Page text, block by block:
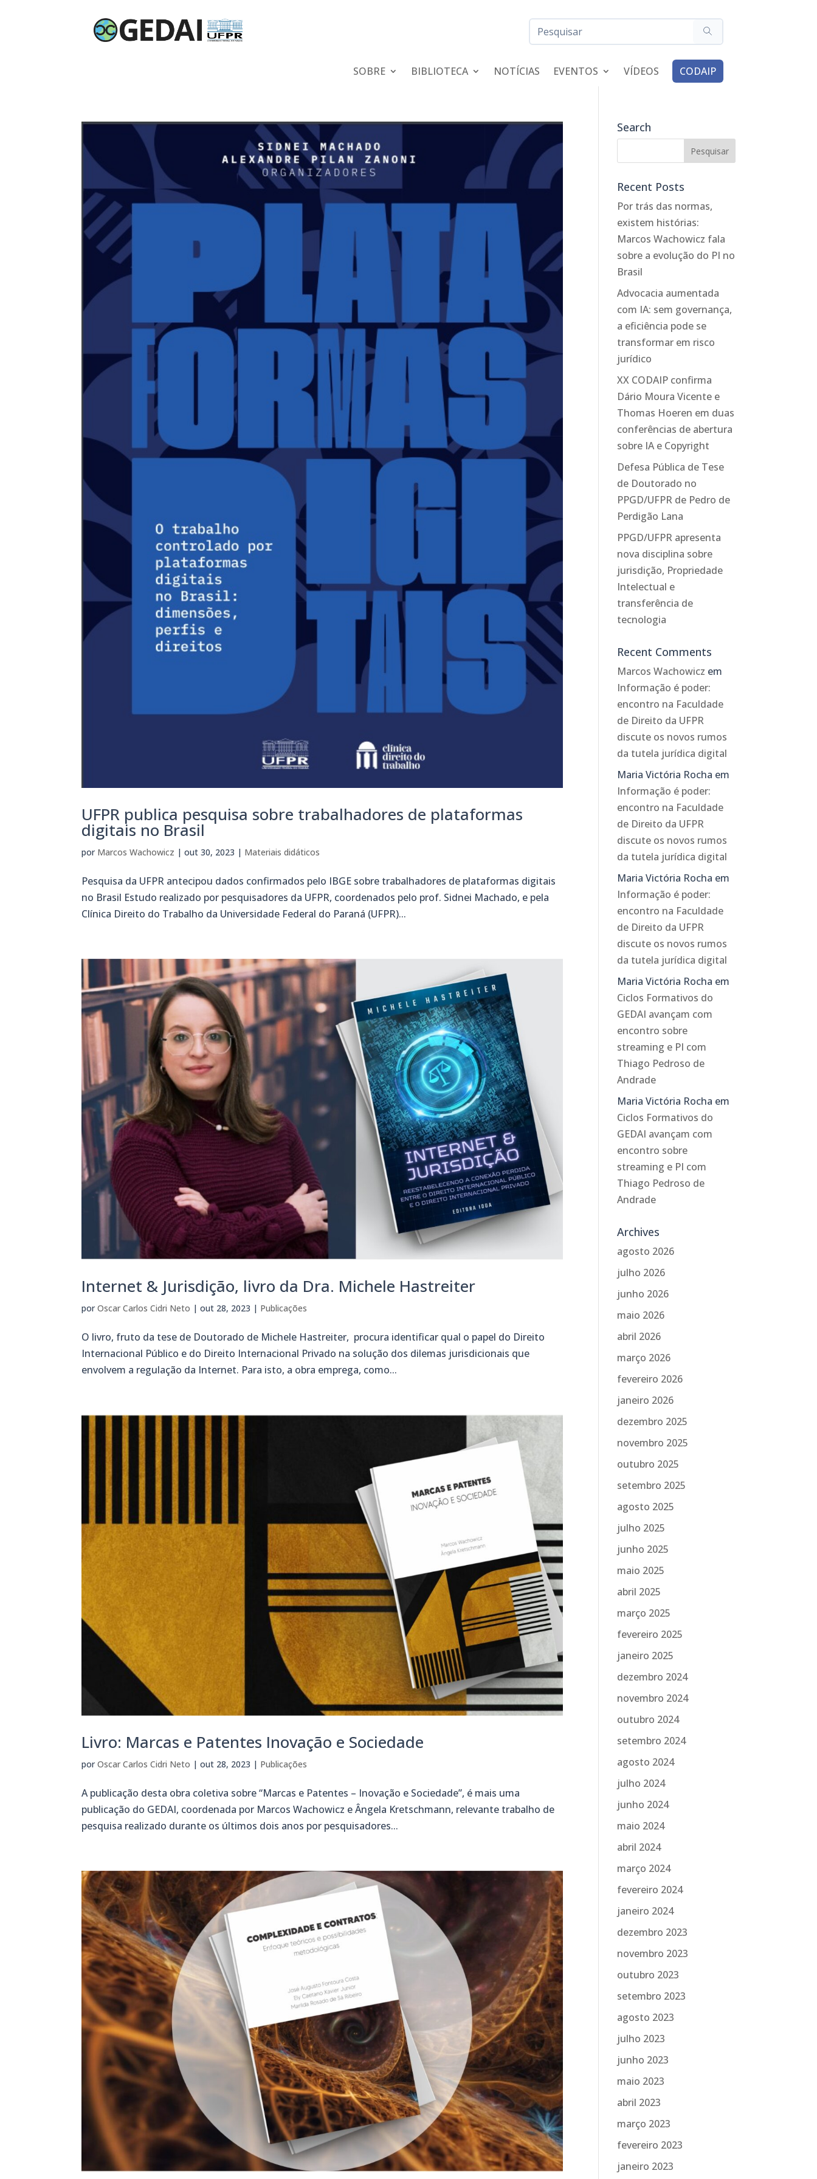
SOBRE BIBLIOTECA NOTÍCIAS EVENTOS VÍDEOS CODAIP
UFPR publica pesquisa sobre trabalhadores de plataformas
digitais no Brasil
por Marcos Wachowicz |out 30, 2023 | Materiais didáticos
Pesquisa da UFPR antecipou dados confirmados pelo IBGE sobre trabalhadores de plataformas digitais
no Brasil Estudo realizado por pesquisadores da UFPR, coordenados pelo prof. Sidnei Machado, e pela
Clínica Direito do Trabalho da Universidade Federal do Paraná (UFPR)...
Internet & Jurisdição, livro da Dra. Michele Hastreiter
porOscar Carlos Cidri Neto |out 28, 2023 | Publicações
O livro, fruto da tese de Doutorado de Michele Hastreiter, procura identificar qual o papel do Direito
Internacional Público e do Direito Internacional Privado na solução dos dilemas jurisdicionais que
envolvem a regulação da Internet. Para isto, a obra emprega, como...
Livro: Marcas e Patentes Inovação e Sociedade
porOscar Carlos Cidri Neto |out 28, 2023 | Publicações
A publicação desta obra coletiva sobre “Marcas e Patentes – Inovação e Sociedade”, é mais uma
publicação do GEDAI, coordenada por Marcos Wachowicz e Ângela Kretschmann, relevante trabalho de
pesquisa realizado durante os últimos dois anos por pesquisadores...
Search
Recent Posts
Por trás das normas,
existem histórias:
Marcos Wachowicz fala
sobre a evolução do PI no
Brasil
Advocacia aumentada
com IA: sem governança,
a eficiência pode se
transformar em risco
jurídico
XX CODAIP confirma
Dário Moura Vicente e
Thomas Hoeren em duas
conferências de abertura
sobre IA e Copyright
Defesa Pública de Tese
de Doutorado no
PPGD/UFPR de Pedro de
Perdigão Lana
PPGD/UFPR apresenta
nova disciplina sobre
jurisdição, Propriedade
Intelectual e
transferência de
tecnologia
Recent Comments
Marcos Wachowicz em
Informação é poder:
encontro na Faculdade
de Direito da UFPR
discute os novos rumos
da tutela jurídica digital
Maria Victória Rocha em
Informação é poder:
encontro na Faculdade
de Direito da UFPR
discute os novos rumos
da tutela jurídica digital
Maria Victória Rocha em
Informação é poder:
encontro na Faculdade
de Direito da UFPR
discute os novos rumos
da tutela jurídica digital
Maria Victória Rocha em
Ciclos Formativos do
GEDAI avançam com
encontro sobre
streaming e PI com
Thiago Pedroso de
Andrade
Maria Victória Rocha em
Ciclos Formativos do
GEDAI avançam com
encontro sobre
streaming e PI com
Thiago Pedroso de
Andrade
Archives
agosto 2026
julho 2026
junho 2026
maio 2026
abril 2026
março 2026
fevereiro 2026
janeiro 2026
dezembro 2025
novembro 2025
outubro 2025
setembro 2025
agosto 2025
julho 2025
junho 2025
maio 2025
abril 2025
março 2025
fevereiro 2025
janeiro 2025
dezembro 2024
novembro 2024
outubro 2024
setembro 2024
agosto 2024
julho 2024
junho 2024
maio 2024
abril 2024
março 2024
fevereiro 2024
janeiro 2024
dezembro 2023
novembro 2023
outubro 2023
setembro 2023
agosto 2023
julho 2023
junho 2023
maio 2023
abril 2023
março 2023
fevereiro 2023
janeiro 2023